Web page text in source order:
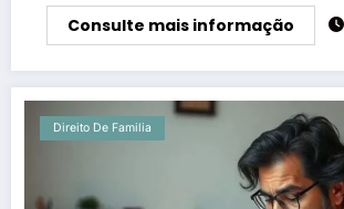
Consulte mais informação
Direito De Familia